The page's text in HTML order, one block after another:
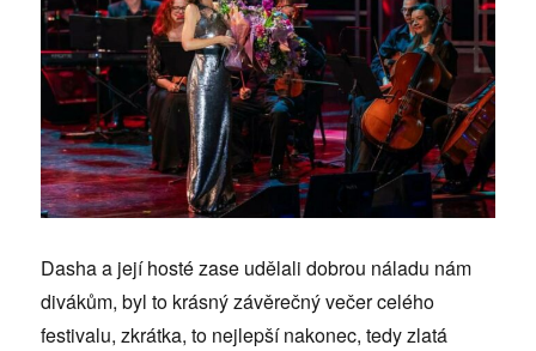
Dasha a její hosté zase udělali dobrou náladu nám
divákům, byl to krásný závěrečný večer celého
festivalu, zkrátka, to nejlepší nakonec, tedy zlatá